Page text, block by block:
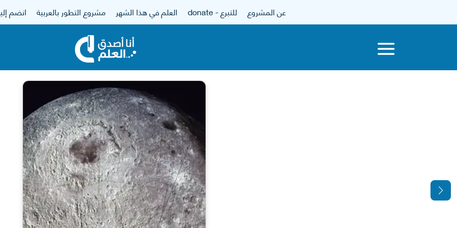
عن المشروع للتبرع - donate العلم في هذا الشهر مشروع التطور بالعربية انضم